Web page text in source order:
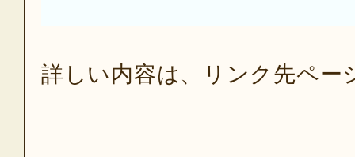
詳しい内容は、リンク先ペー